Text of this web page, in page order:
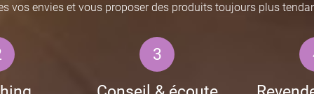
vos envies et vous proposer des produits toujours plus
3